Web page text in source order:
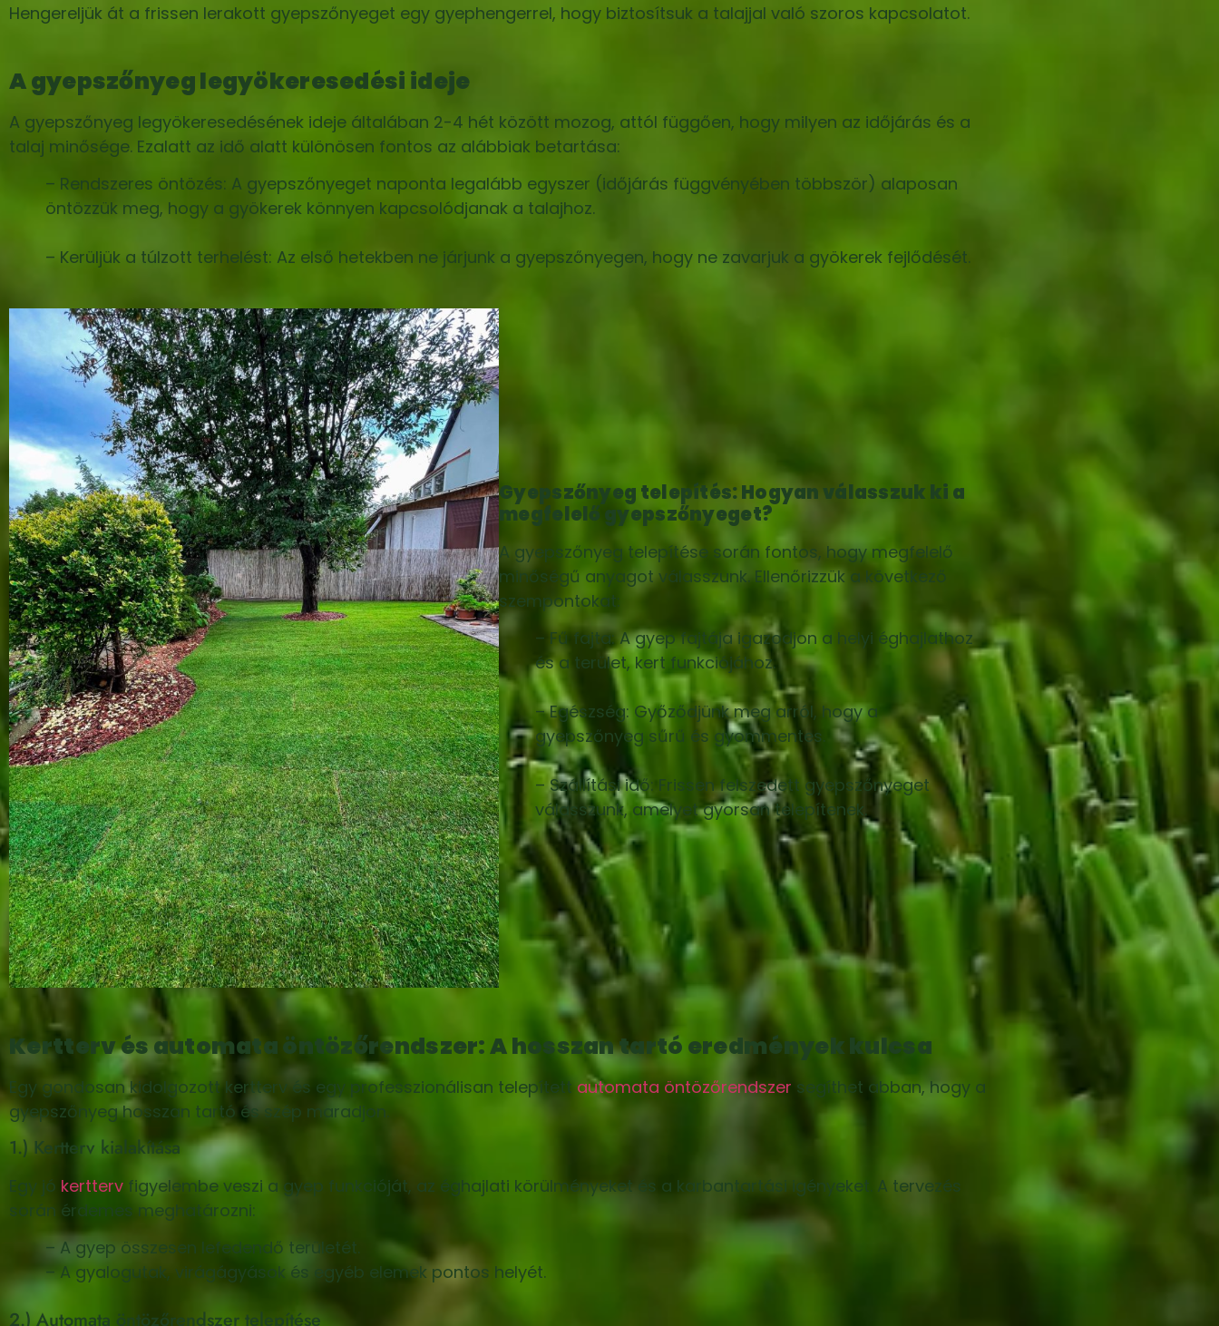
Hengereljük át a frissen lerakott gyepszőnyeget egy gyephengerrel, hogy biztosítsuk a talajjal való szoros kapcsolatot.
A gyepszőnyeg legyökeresedési ideje
A gyepszőnyeg legyökeresedésének ideje általában 2-4 hét között mozog, attól függően, hogy milyen az időjárás és a
talaj minősége. Ezalatt az idő alatt különösen fontos az alábbiak betartása:
– Rendszeres öntözés: A gyepszőnyeget naponta legalább egyszer (időjárás függvényében többször) alaposan
öntözzük meg, hogy a gyökerek könnyen kapcsolódjanak a talajhoz.
– Kerüljük a túlzott terhelést: Az első hetekben ne járjunk a gyepszőnyegen, hogy ne zavarjuk a gyökerek fejlődését.
Gyepszőnyeg telepítés: Hogyan válasszuk ki a
megfelelő gyepszőnyeget?
A gyepszőnyeg telepítése során fontos, hogy megfelelő
minőségű anyagot válasszunk. Ellenőrizzük a következő
szempontokat:
– Fű fajta: A gyep fajtája igazodjon a helyi éghajlathoz
és a terület, kert funkciójához.
– Egészség: Győződjünk meg arról, hogy a
gyepszőnyeg sűrű és gyommentes.
– Szállítási idő: Frissen felszedett gyepszőnyeget
válasszunk, amelyet gyorsan telepítenek.
Kertterv és automata öntözőrendszer: A hosszan tartó eredmények kulcsa
Egy gondosan kidolgozott kertterv és egy professzionálisan telepített automata öntözőrendszer segíthet abban, hogy a
gyepszőnyeg hosszan tartó és szép maradjon.
1.) Kertterv kialakítása
Egy jó kertterv figyelembe veszi a gyep funkcióját, az éghajlati körülményeket és a karbantartási igényeket. A tervezés
során érdemes meghatározni:
– A gyep összesen lefedendő területét.
– A gyalogutak, virágágyások és egyéb elemek pontos helyét.
2.) Automata öntözőrendszer telepítése